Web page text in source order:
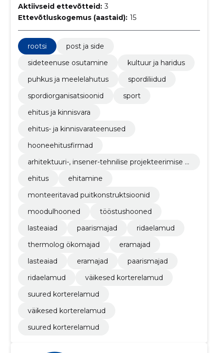
Aktiivseid ettevõtteid: 3
Ettevõtluskogemus (aastaid): 15
rootsi
post ja side
sideteenuse osutamine
kultuur ja haridus
puhkus ja meelelahutus
spordiliidud
spordiorganisatsioonid
sport
ehitus ja kinnisvara
ehitus- ja kinnisvarateenused
hooneehitusfirmad
arhitektuuri-, insener-tehnilise projekteerimise ja
ehitus
ehitamine
monteeritavad puitkonstruktsioonid
moodulhooned
tööstushooned
lasteaiad
paarismajad
ridaelamud
thermolog ökomajad
eramajad
lasteaiad
eramajad
paarismajad
ridaelamud
väikesed korterelamud
suured korterelamud
väikesed korterelamud
suured korterelamud